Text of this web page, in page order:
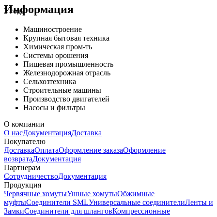
2 года
Информация
Машиностроение
Крупная бытовая техника
Химическая пром-ть
Системы орошения
Пищевая промышленность
Железнодорожная отрасль
Сельхозтехника
Строительные машины
Производство двигателей
Насосы и фильтры
О компании
О насДокументацияДоставка
Покупателю
ДоставкаОплатаОформление заказаОформление
возвратаДокументация
Партнерам
СотрудничествоДокументация
Продукция
Червячные хомутыУшные хомутыОбжимные
муфтыСоединители SMLУниверсальные соединителиЛенты и
ЗамкиСоединители для шланговКомпрессионные